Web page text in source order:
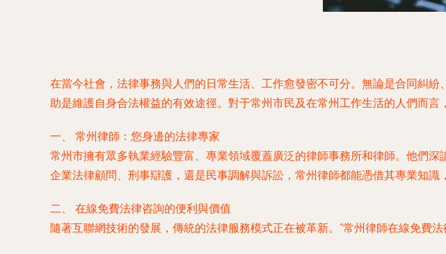
在當今社會，法律事務與人們的日常生活、工作愈發密不可分。無論是合同糾
助是維護自身合法權益的有效途徑。對于常州市民及在常州工作生活的人們而
一、 常州律師：您身邊的法律專家
常州市擁有眾多執業經驗豐富、專業領域覆蓋廣泛的律師事務所和律師。他們
企業法律顧問、刑事辯護，還是民事調解與訴訟，常州律師都能憑借其專業知識
二、 在線免費法律咨詢的便利與價值
隨著互聯網技術的發展，傳統的法律服務模式正在被革新。“常州律師在線免費